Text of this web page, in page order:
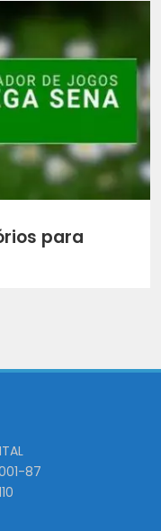
para
87